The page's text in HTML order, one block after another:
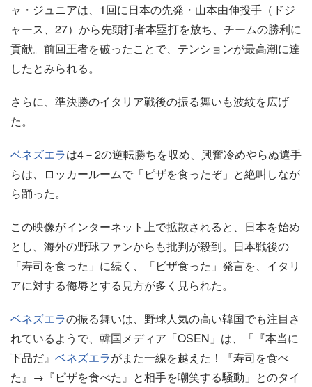
ャ・ジュニアは、1回に日本の先発・山本由伸投手（ドジ
ャース、27）から先頭打者本塁打を放ち、チームの勝利に
貢献。前回王者を破ったことで、テンションが最高潮に達
したとみられる。
さらに、準決勝のイタリア戦後の振る舞いも波紋を広げ
た。
ベネズエラは4－2の逆転勝ちを収め、興奮冷めやらぬ選手
らは、ロッカールームで「ピザを食ったぞ」と絶叫しなが
ら踊った。
この映像がインターネット上で拡散されると、日本を始め
とし、海外の野球ファンからも批判が殺到。日本戦後の
「寿司を食った」に続く、「ビザ食った」発言を、イタリ
アに対する侮辱とする見方が多く見られた。
ベネズエラの振る舞いは、野球人気の高い韓国でも注目さ
れているようで、韓国メディア「OSEN」は、「『本当に
下品だ』 ベネズエラがまた一線を越えた！『寿司を食べ
た』→『ピザを食べた』と相手を嘲笑する騒動」とのタイ